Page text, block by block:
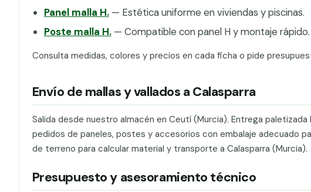
Panel malla H.— Estética uniforme en viviendas y piscinas.
Poste malla H.— Compatible con panel H y montaje rápido.
Consulta medidas, colores y precios en cada ficha o pide
Envío de mallas y vallados a Calasparra
Salida desde nuestro almacén en Ceutí (Murcia). Entrega
pedidos de paneles, postes y accesorios con embalaje adecuado
de terreno para calcular material y transporte a Calasparra (Murcia).
Presupuesto y asesoramiento técnico